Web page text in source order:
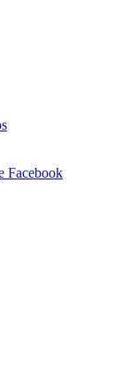
Facebook